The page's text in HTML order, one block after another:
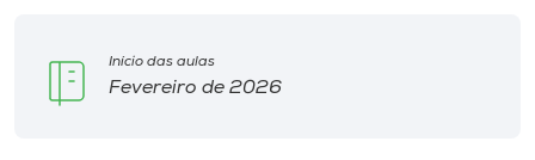
Início das aulas
Fevereiro de 2026